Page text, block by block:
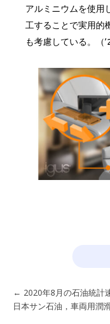
アルミニウムを使用
工することで実用的
も考慮している。（
← 2020年8月の石油統計
日本サン石油，車両用潤